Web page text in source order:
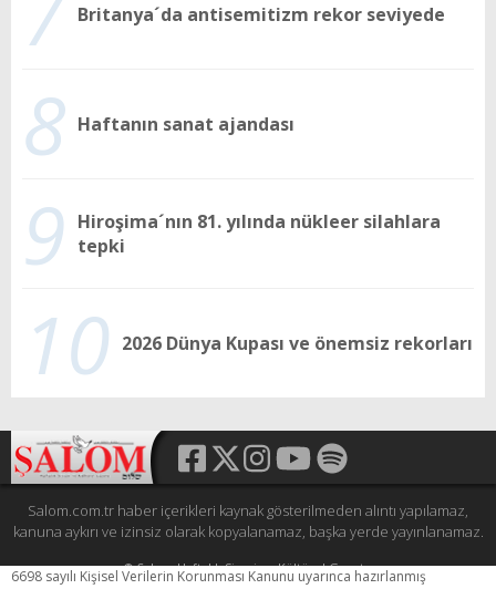
Britanya´da antisemitizm rekor seviyede
8 Haftanın sanat ajandası
9
Hiroşima´nın 81. yılında nükleer silahlara
tepki
10 2026 Dünya Kupası ve önemsiz rekorları
Salom.com.tr haber içerikleri kaynak gösterilmeden alıntı yapılamaz,
kanuna aykırı ve izinsiz olarak kopyalanamaz, başka yerde yayınlanamaz.
© Şalom Haftalık Siyasi ve Kültürel Gazete
Tüm hakları saklıdır.
6698 sayılı Kişisel Verilerin Korunması Kanunu uyarınca hazırlanmış